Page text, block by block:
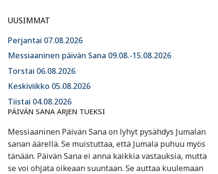
UUSIMMAT
Perjantai 07.08.2026
Messiaaninen päivän Sana 09.08.-15.08.2026
Torstai 06.08.2026
Keskiviikko 05.08.2026
Tiistai 04.08.2026
PÄIVÄN SANA ARJEN TUEKSI
Messiaaninen Päivän Sana on lyhyt pysähdys Jumalan
sanan äärellä. Se muistuttaa, että Jumala puhuu myös
tänään. Päivän Sana ei anna kaikkia vastauksia, mutta
se voi ohjata oikeaan suuntaan. Se auttaa kuulemaan